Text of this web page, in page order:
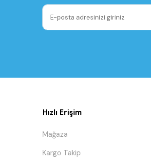
Hızlı Erişim
Mağaza
Kargo Takip